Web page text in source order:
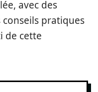
avec des
pratiques
de cette